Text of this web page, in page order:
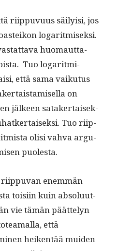
riip­pu­vu­us säi­ly­isi, jos
log­a­r­it­misek­si.
huo­maut­ta­
Tuo log­a­r­it­mi­
että sama vaiku­tus
on
jäl­keen satak­er­taisek­
Tuo riip­
olisi vah­va argu­
puolesta.
enem­män
toisi­in kuin absolu­ut­
vie tämän päät­te­lyn
että
heiken­tää muiden